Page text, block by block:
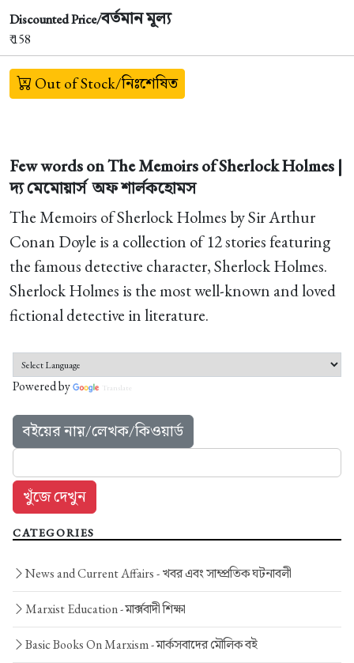
Discounted Price/বর্তমান মূল্য
₹ 158
Out of Stock/নিঃশেষিত
Few words on The Memoirs of Sherlock Holmes |
দ্য মেমোয়ার্স অফ শার্লকহোমস
The Memoirs of Sherlock Holmes by Sir Arthur
Conan Doyle is a collection of 12 stories featuring
the famous detective character, Sherlock Holmes.
Sherlock Holmes is the most well-known and loved
fictional detective in literature.
Powered by Translate
বইয়ের নাম়/লেখক/কিওয়ার্ড
CATEGORIES
News and Current Affairs -খবর এবং সাম্প্রতিক ঘটনাবলী
Marxist Education -মার্ক্সবাদী শিক্ষা
Basic Books On Marxism -মার্কসবাদের মৌলিক বই